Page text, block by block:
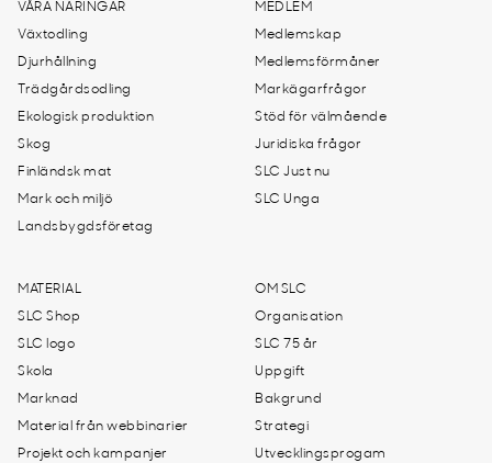
VÅRA NÄRINGAR
Växtodling
Djurhållning
Trädgårdsodling
Ekologisk produktion
Skog
Finländsk mat
Mark och miljö
Landsbygdsföretag
MEDLEM
Medlemskap
Medlemsförmåner
Markägarfrågor
Stöd för välmående
Juridiska frågor
SLC Just nu
SLC Unga
MATERIAL
SLC Shop
SLC logo
Skola
Marknad
Material från webbinarier
Projekt och kampanjer
OM SLC
Organisation
SLC 75 år
Uppgift
Bakgrund
Strategi
Utvecklingsprogam